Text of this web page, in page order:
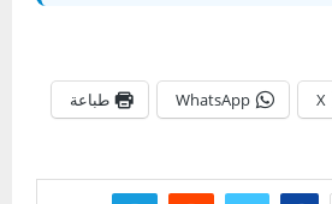
X
WhatsApp طباعة